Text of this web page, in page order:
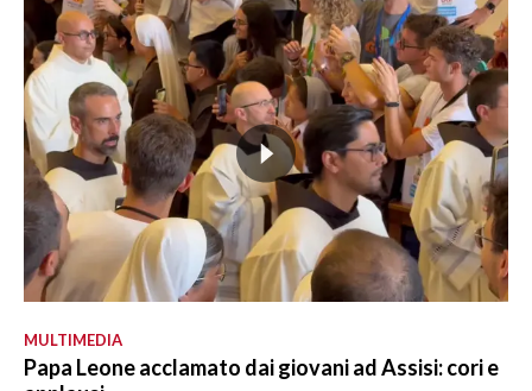
MULTIMEDIA
Papa Leone acclamato dai giovani ad Assisi: cori e